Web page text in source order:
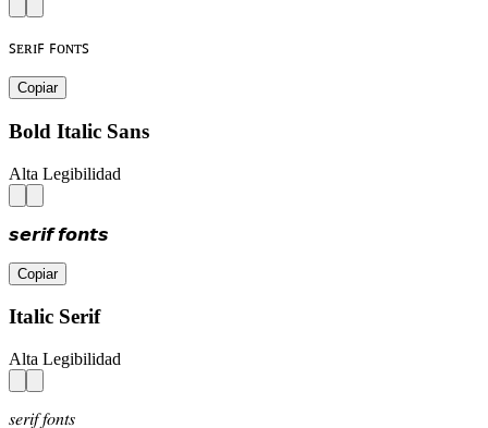
ꜱᴇʀɪꜰ ꜰᴏɴᴛꜱ
Copiar
Bold Italic Sans
Alta Legibilidad
𝙨𝙚𝙧𝙞𝙛 𝙛𝙤𝙣𝙩𝙨
Copiar
Italic Serif
Alta Legibilidad
𝑠𝑒𝑟𝑖𝑓 𝑓𝑜𝑛𝑡𝑠